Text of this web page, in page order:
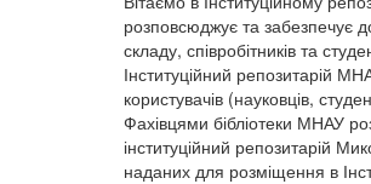
розповсюджує та забезпечує
складу, співробітників та
Інституційний репозитарій
користувачів (науковців,
Фахівцями бібліотеки МНАУ
інституційний репозитарій
наданих для розміщення в